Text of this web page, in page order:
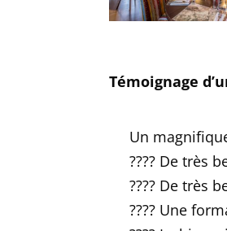
Témoignage
Un
???? De très
???? De très
???? Une